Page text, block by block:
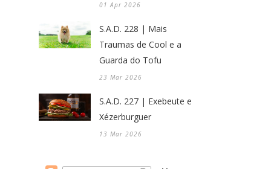
01 Apr 2026
S.A.D. 228 | Mais
Traumas de Cool e a
Guarda do Tofu
23 Mar 2026
S.A.D. 227 | Exebeute e
Xézerburguer
13 Mar 2026